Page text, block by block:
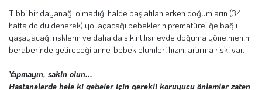
Tıbbi bir dayanağı olmadığı halde başlatılan erken doğumların (34
hafta doldu denerek) yol açacağı bebeklerin prematüreliğe bağlı
yaşayacağı risklerin ve daha da sıkıntılısı; evde doğuma yönelmenin
beraberinde getireceği anne-bebek ölümleri hızını artırma riski var.
Yapmayın, sakin olun...
Hastanelerde hele ki gebeler için gerekli koruyucu önlemler zaten